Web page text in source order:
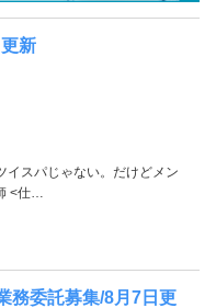
新
イスパじゃない。だけどメン
<仕…
務委託募集/8月7日更